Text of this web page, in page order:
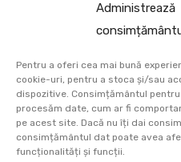
Administrează
Pentru a oferi cea mai bună
cookie-uri, pentru a stoca și/sau
dispozitive. Consimțământul
procesăm date, cum ar fi
pe acest site. Dacă nu îți dai
consimțământul dat poate avea
funcționalități și funcții.
Link-uri
Retur
Metoda de plata